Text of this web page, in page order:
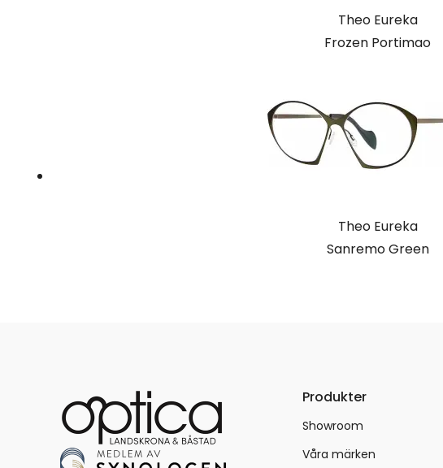
Theo Eureka
Frozen Portimao
Theo Eureka
Sanremo Green
Produkter
Showroom
Våra märken